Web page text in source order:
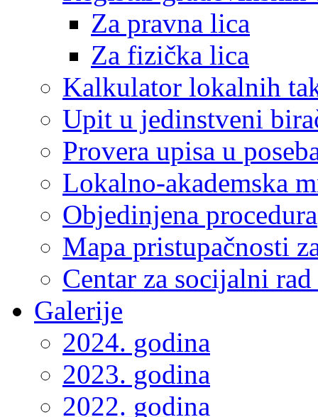
Za pravna lica
Za fizička lica
Kalkulator lokalnih
Upit u jedinstveni
Provera upisa u
Lokalno-akademska
Objedinjena procedura
Mapa pristupačnosti
Centar za socijalni
Galerije
2024. godina
2023. godina
2022. godina